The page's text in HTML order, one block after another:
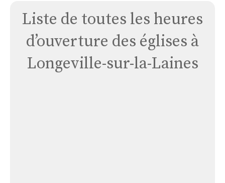
Liste de toutes les heures
d’ouverture des églises à
Longeville-sur-la-Laines